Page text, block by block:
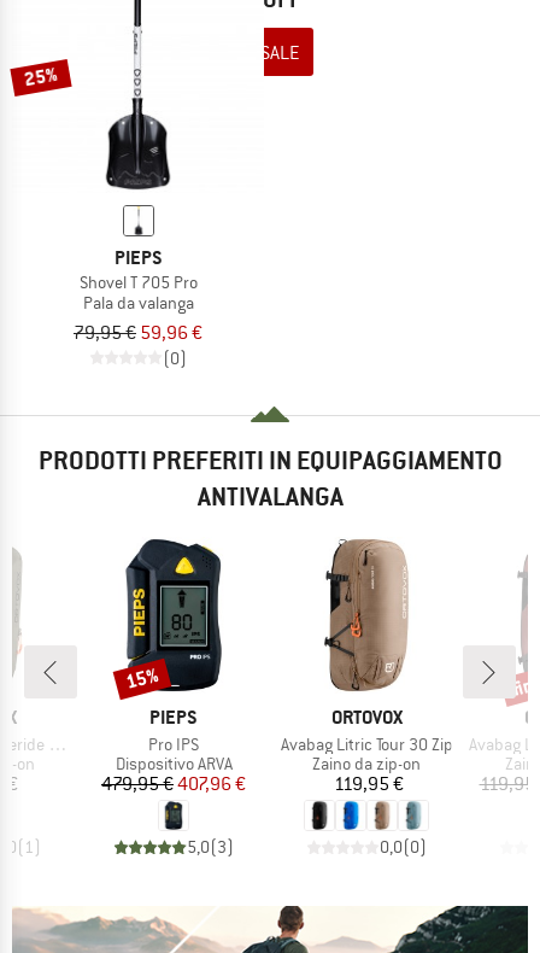
TO THE SALE
25%
PIEPS
Shovel T 705 Pro
Pala da valanga
79,95 € 59,96 €
(0)
PRODOTTI PREFERITI IN EQUIPAGGIAMENTO
ANTIVALANGA
28 Zip
on
€
( 1)
MARCHIO
PIEPS
Articolo
Pro IPS
Gruppo di prodotti
Dispositivo ARVA
Prezzo
479,95 €Prezzo ridotto
407,96 €
5,0(3)
Sconto
15%
MARCHIO
ORTOVOX
Articolo
Avabag Litric Tour 30 Zip
Gruppo di prodotti
Zaino da zip-on
Prezzo
119,95 €
0,0(0)
Articolo
Avabag
119,95